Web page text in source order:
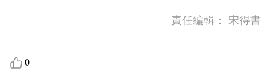
責任編輯： 宋得書
0